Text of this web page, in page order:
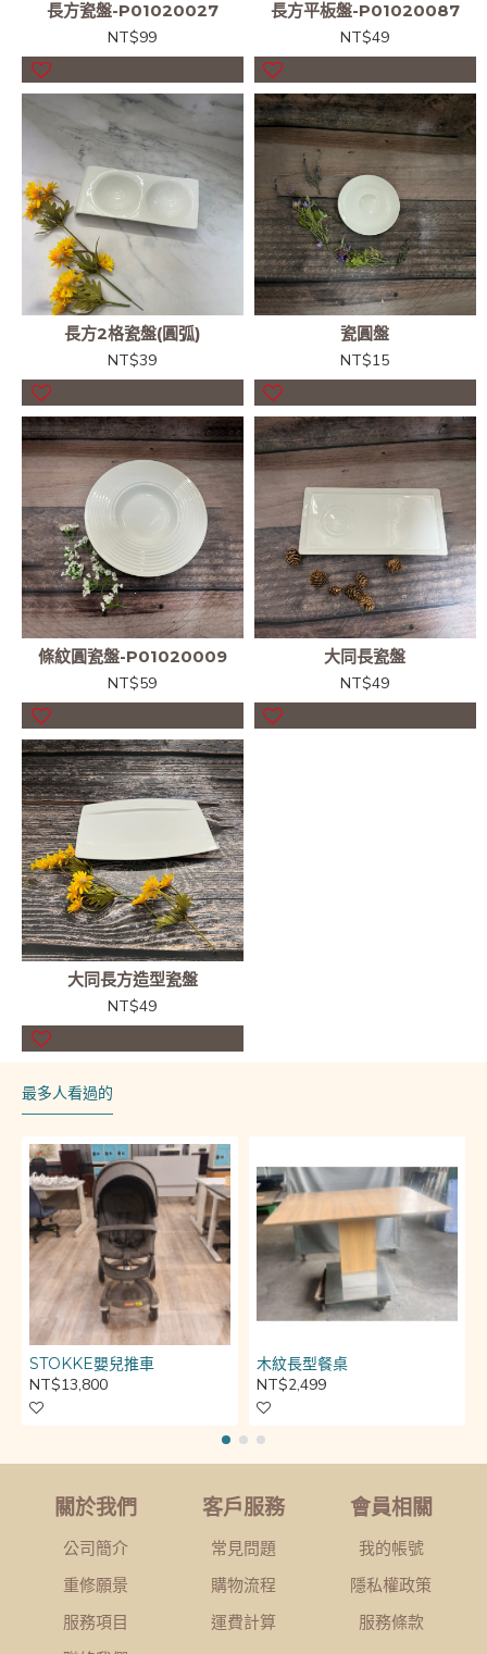
長方瓷盤-P01020027
NT$99
長方平板盤-P01020087
NT$49
長方2格瓷盤(圓弧)
NT$39
瓷圓盤
NT$15
條紋圓瓷盤-P01020009
NT$59
大同長瓷盤
NT$49
大同長方造型瓷盤
NT$49
最多人看過的
STOKKE嬰兒推車
NT$13,800
木紋長型餐桌
NT$2,499
關於我們
公司簡介
重修願景
服務項目
客戶服務
常見問題
購物流程
運費計算
會員相關
我的帳號
隱私權政策
服務條款